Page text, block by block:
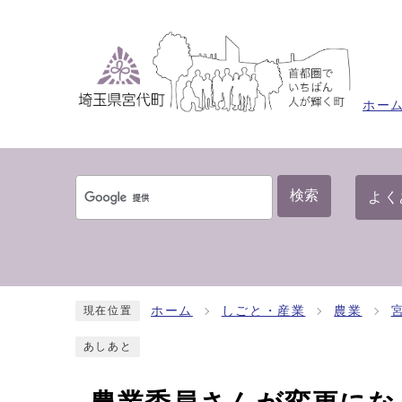
ホー
検索 よ
現在位置 ホーム しごと・産業 農業
あしあと